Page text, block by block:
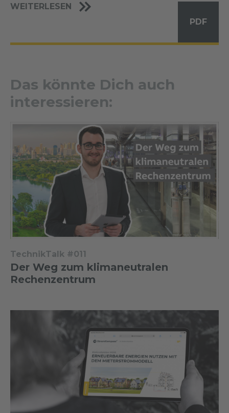
WEITERLESEN
PDF
Das könnte Dich auch
interessieren:
TechnikTalk #011
Der Weg zum klimaneutralen
Rechenzentrum